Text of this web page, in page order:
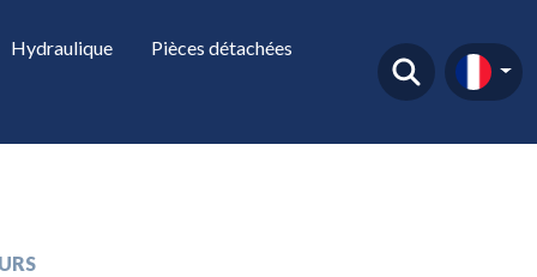
Hydraulique Pièces détachées